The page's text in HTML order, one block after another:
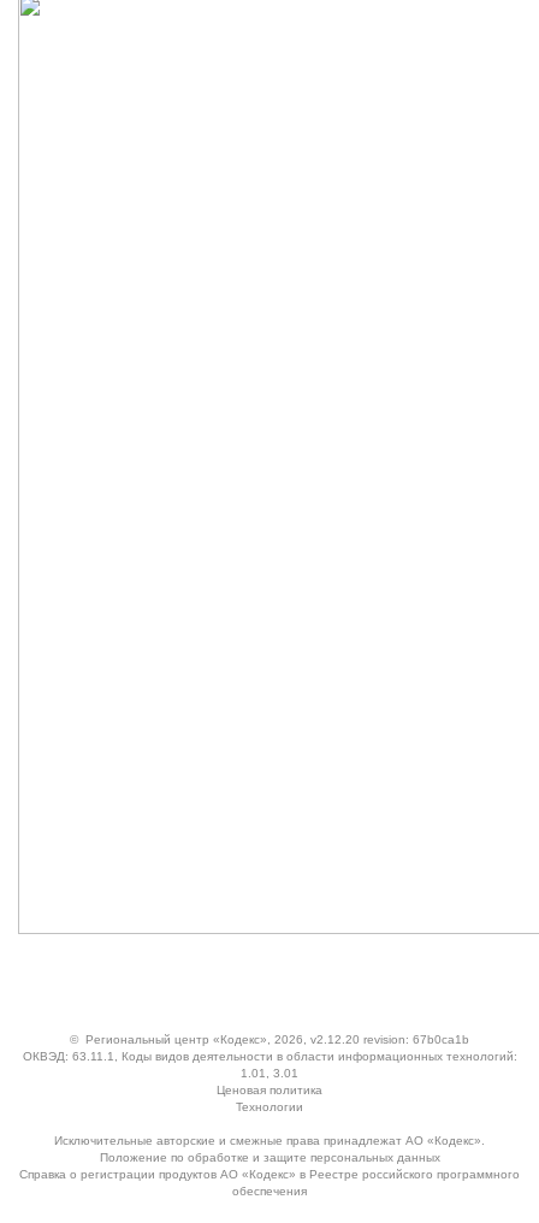
© Региональный центр «Кодекс» , 2026, v2.12.20 revision: 67b0ca1b
ОКВЭД: 63.11.1, Коды видов деятельности в области информационных технологий:
1.01, 3.01
Ценовая политика
Технологии
Исключительные авторские и смежные права принадлежат АО «Кодекс».
Положение по обработке и защите персональных данных
Справка о регистрации продуктов АО «Кодекс» в Реестре российского программного
обеспечения